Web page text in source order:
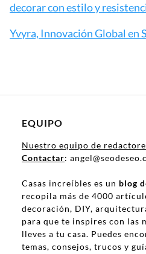
decorar con estilo y
Yvyra, Innovación Global en
EQUIPO
Nuestro equipo de
Contactar:
Casas increíbles es un blog
recopila más de 4000
decoración, DIY,
para que te inspires con las
lleves a tu casa. Puedes
temas, consejos, trucos y